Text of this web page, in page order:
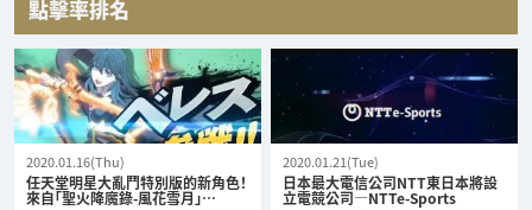
點擊率排名
2020.01.16(Thu)
任天堂明星大亂鬥特別版的新角色！
來自「聖火降魔錄-風花雪月」…
2020.01.21(Tue)
日本最大電信公司NTT東日本將設
立電競公司—NTTe-Sports